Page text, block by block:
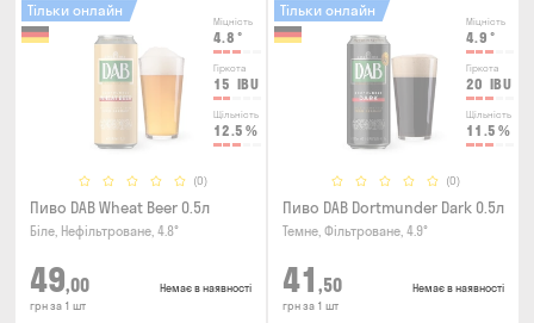
Міцність
4.8 °
Гіркота
15 IBU
Щільність
12.5 %
(0)
Тільки онлайн
Пиво DAB Wheat Beer 0.5л
Біле, Нефільтроване, 4.8°
49,00
грн за 1 шт
Немає в наявності
Міцність
4.9 °
Гіркота
20 IBU
Щільність
11.5 %
(0)
Тільки онлайн
Пиво DAB Dortmunder Dark 0.5л
Темне, Фільтроване, 4.9°
41 ,50
грн за 1 шт
Немає в наявності